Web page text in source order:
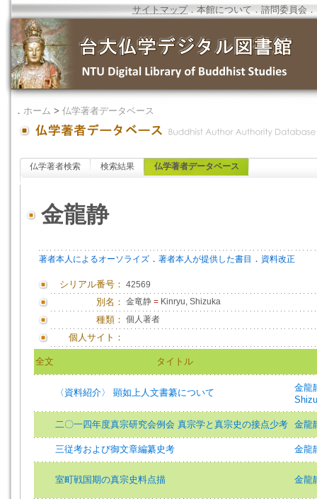
サイトマップ．本館について ．諮問委員会 ．
． ホーム > 仏学著者データベース
仏学著者検索 検索結果 仏学著者データベース
金龍静
著者本人によるオーソライズ ． 著者本人が提供した書目 ． 資料改正
シリアル番号： 42569
別名： 金竜静 = Kinryu, Shizuka
種類： 個人著者
個人サイト：
全文 タイトル
〈資料紹介〉 顕如上人文書纂について
金龍
二〇一四年度真宗研究会例会 真宗学と真宗史の接点少考 金龍
三従考および御文章編纂史考 金龍
室町戦国期の真宗史料点描 金龍